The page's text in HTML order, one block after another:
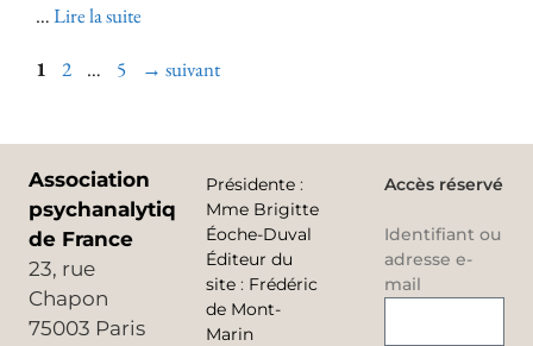
…Lire la suite
1 2 … 5 → suivant
Association
psychanalytique
de France
23, rue
Chapon
75003 Paris
Présidente :
Mme Brigitte
Éoche-Duval
Éditeur du
site : Frédéric
de Mont-
Marin
Accès réservé
Identifiant ou
adresse e-
mail